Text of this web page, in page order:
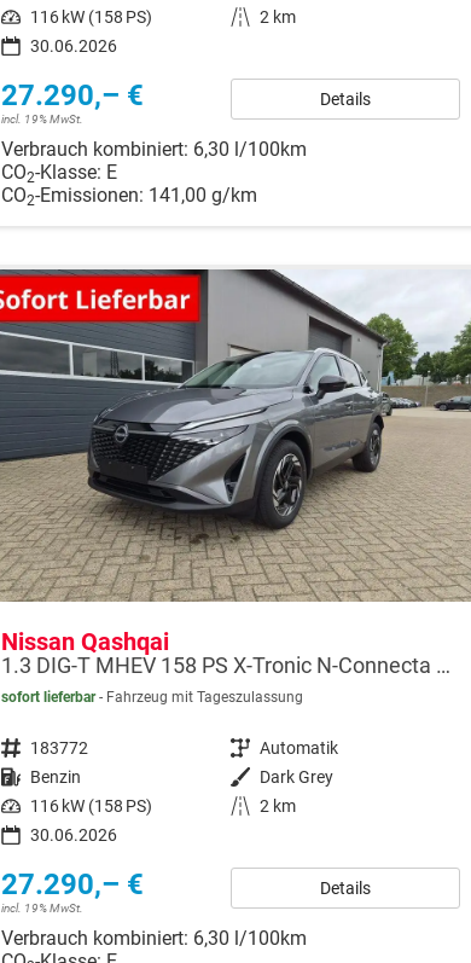
Leistung 116 kW (158 PS) Kilometerstand 2 km
30.06.2026
27.290,– €
incl. 19% MwSt.
Details
Verbrauch kombiniert: 6,30 l/100km
CO2-Klasse: E
CO2-Emissionen: 141,00 g/km
Nissan Qashqai
1.3 DIG-T MHEV 158 PS X-Tronic N-Connecta Teil-Leder PanoGlasdach Klimaautomatik Sitzheizung Lenkradheizung Navi ACC PDC v+h 360°Kamera DAB Bluetooth Touchscreen Apple CarPlay Android Auto 18"LM
sofort lieferbar Fahrzeug mit Tageszulassung
Fahrzeugnr. 183772 Getriebe Automatik
Kraftstoff Benzin Außenfarbe Dark Grey
Leistung 116 kW (158 PS) Kilometerstand 2 km
30.06.2026
27.290,– €
incl. 19% MwSt.
Details
Verbrauch kombiniert: 6,30 l/100km